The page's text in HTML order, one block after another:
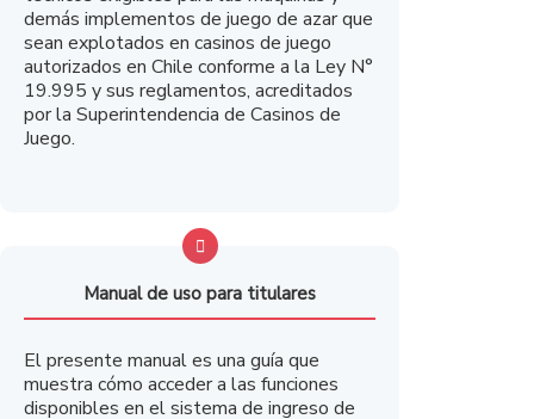
demás implementos de juego de azar que
sean explotados en casinos de juego
autorizados en Chile conforme a la Ley N°
19.995 y sus reglamentos, acreditados
por la Superintendencia de Casinos de
Juego.
Manual de uso para titulares
El presente manual es una guía que
muestra cómo acceder a las funciones
disponibles en el sistema de ingreso de